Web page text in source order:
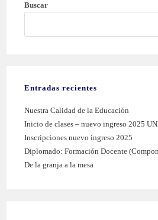
Buscar
Entradas recientes
Nuestra Calidad de la Educación
Inicio de clases – nuevo ingreso 2025
Inscripciones nuevo ingreso 2025
Diplomado: Formación Docente
De la granja a la mesa